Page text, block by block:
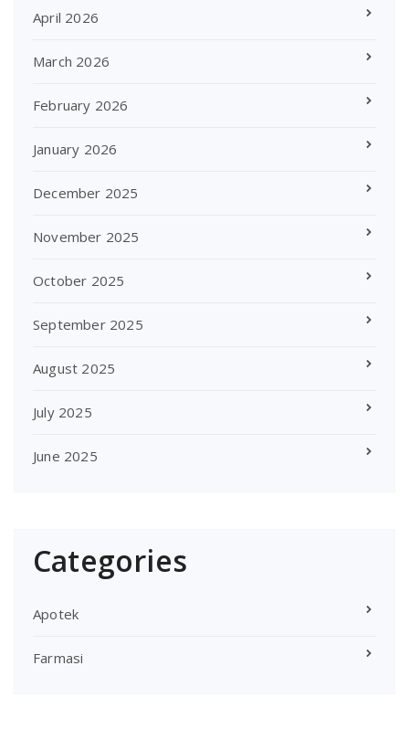
April 2026
March 2026
February 2026
January 2026
December 2025
November 2025
October 2025
September 2025
August 2025
July 2025
June 2025
Categories
Apotek
Farmasi